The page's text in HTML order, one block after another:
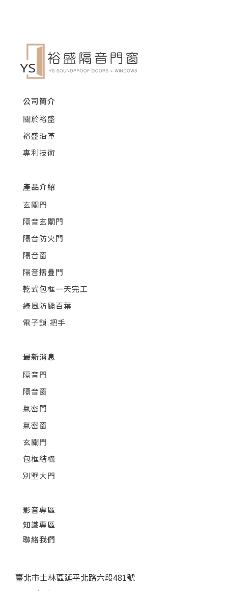
公司簡介
關於裕盛
裕盛沿革
專利技術
產品介紹
玄關門
隔音玄關門
隔音防火門
隔音窗
隔音摺疊門
乾式包框一天完工
綠風防颱百葉
電子鎖.把手
最新消息
隔音門
隔音窗
氣密門
氣密窗
玄關門
包框結構
別墅大門
影音專區
知識專區
聯絡我們
臺北市士林區延平北路六段481號